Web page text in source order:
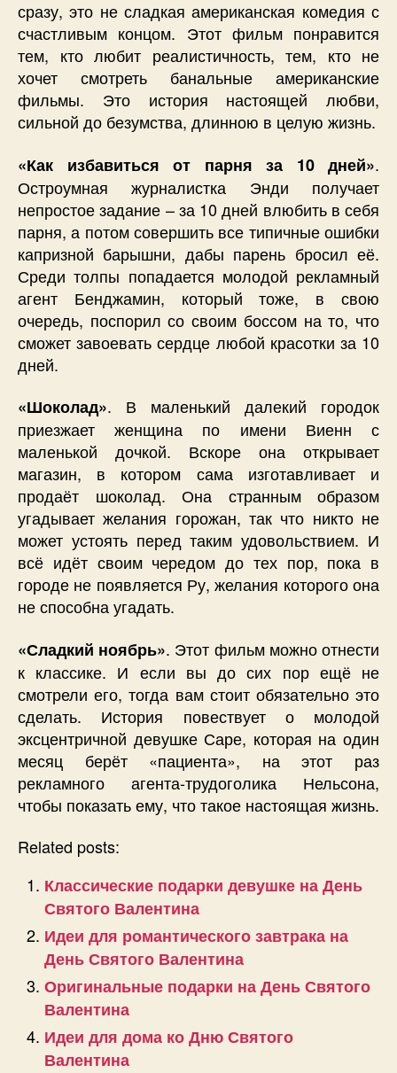
сразу, это не сладкая американская комедия с
счастливым концом. Этот фильм понравится
тем, кто любит реалистичность, тем, кто не
хочет смотреть банальные американские
фильмы. Это история настоящей любви,
сильной до безумства, длинною в целую жизнь.
«Как избавиться от парня за 10 дней».
Остроумная журналистка Энди получает
непростое задание – за 10 дней влюбить в себя
парня, а потом совершить все типичные ошибки
капризной барышни, дабы парень бросил её.
Среди толпы попадается молодой рекламный
агент Бенджамин, который тоже, в свою
очередь, поспорил со своим боссом на то, что
сможет завоевать сердце любой красотки за 10
дней.
«Шоколад». В маленький далекий городок
приезжает женщина по имени Виенн с
маленькой дочкой. Вскоре она открывает
магазин, в котором сама изготавливает и
продаёт шоколад. Она странным образом
угадывает желания горожан, так что никто не
может устоять перед таким удовольствием. И
всё идёт своим чередом до тех пор, пока в
городе не появляется Ру, желания которого она
не способна угадать.
«Сладкий ноябрь». Этот фильм можно отнести
к классике. И если вы до сих пор ещё не
смотрели его, тогда вам стоит обязательно это
сделать. История повествует о молодой
эксцентричной девушке Саре, которая на один
месяц берёт «пациента», на этот раз
рекламного агента-трудоголика Нельсона,
чтобы показать ему, что такое настоящая жизнь.
Related posts:
Классические подарки девушке на День
Святого Валентина
Идеи для романтического завтрака на
День Святого Валентина
Оригинальные подарки на День Святого
Валентина
Идеи для дома ко Дню Святого
Валентина